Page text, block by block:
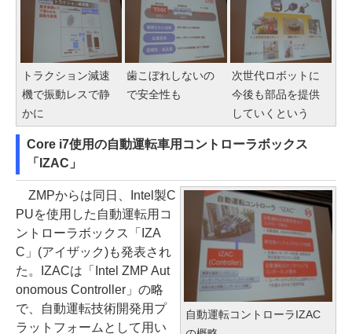
トラクション減速
機で振動レスで静
かに
歯こぼれしないの
で安全性も
次世代ロボットに
今後も部品を提供
していくという
Core i7使用の自動運転車用コントローラボックス
「IZAC」
自動運転コントローラIZAC
ZMPからは同日、Intel製C
PUを使用した自動運転用コ
ントローラボックス「IZA
C」(アイザック)も発表され
た。IZACは「Intel ZMP Aut
onomous Controller」の略
で、自動運転技術開発用プ
ラットフォームとして用い